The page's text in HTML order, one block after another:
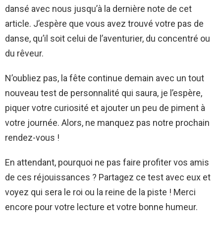
dansé avec nous jusqu’à la dernière note de cet
article. J’espère que vous avez trouvé votre pas de
danse, qu’il soit celui de l’aventurier, du concentré ou
du rêveur.
N’oubliez pas, la fête continue demain avec un tout
nouveau test de personnalité qui saura, je l’espère,
piquer votre curiosité et ajouter un peu de piment à
votre journée. Alors, ne manquez pas notre prochain
rendez-vous !
En attendant, pourquoi ne pas faire profiter vos amis
de ces réjouissances ? Partagez ce test avec eux et
voyez qui sera le roi ou la reine de la piste ! Merci
encore pour votre lecture et votre bonne humeur.